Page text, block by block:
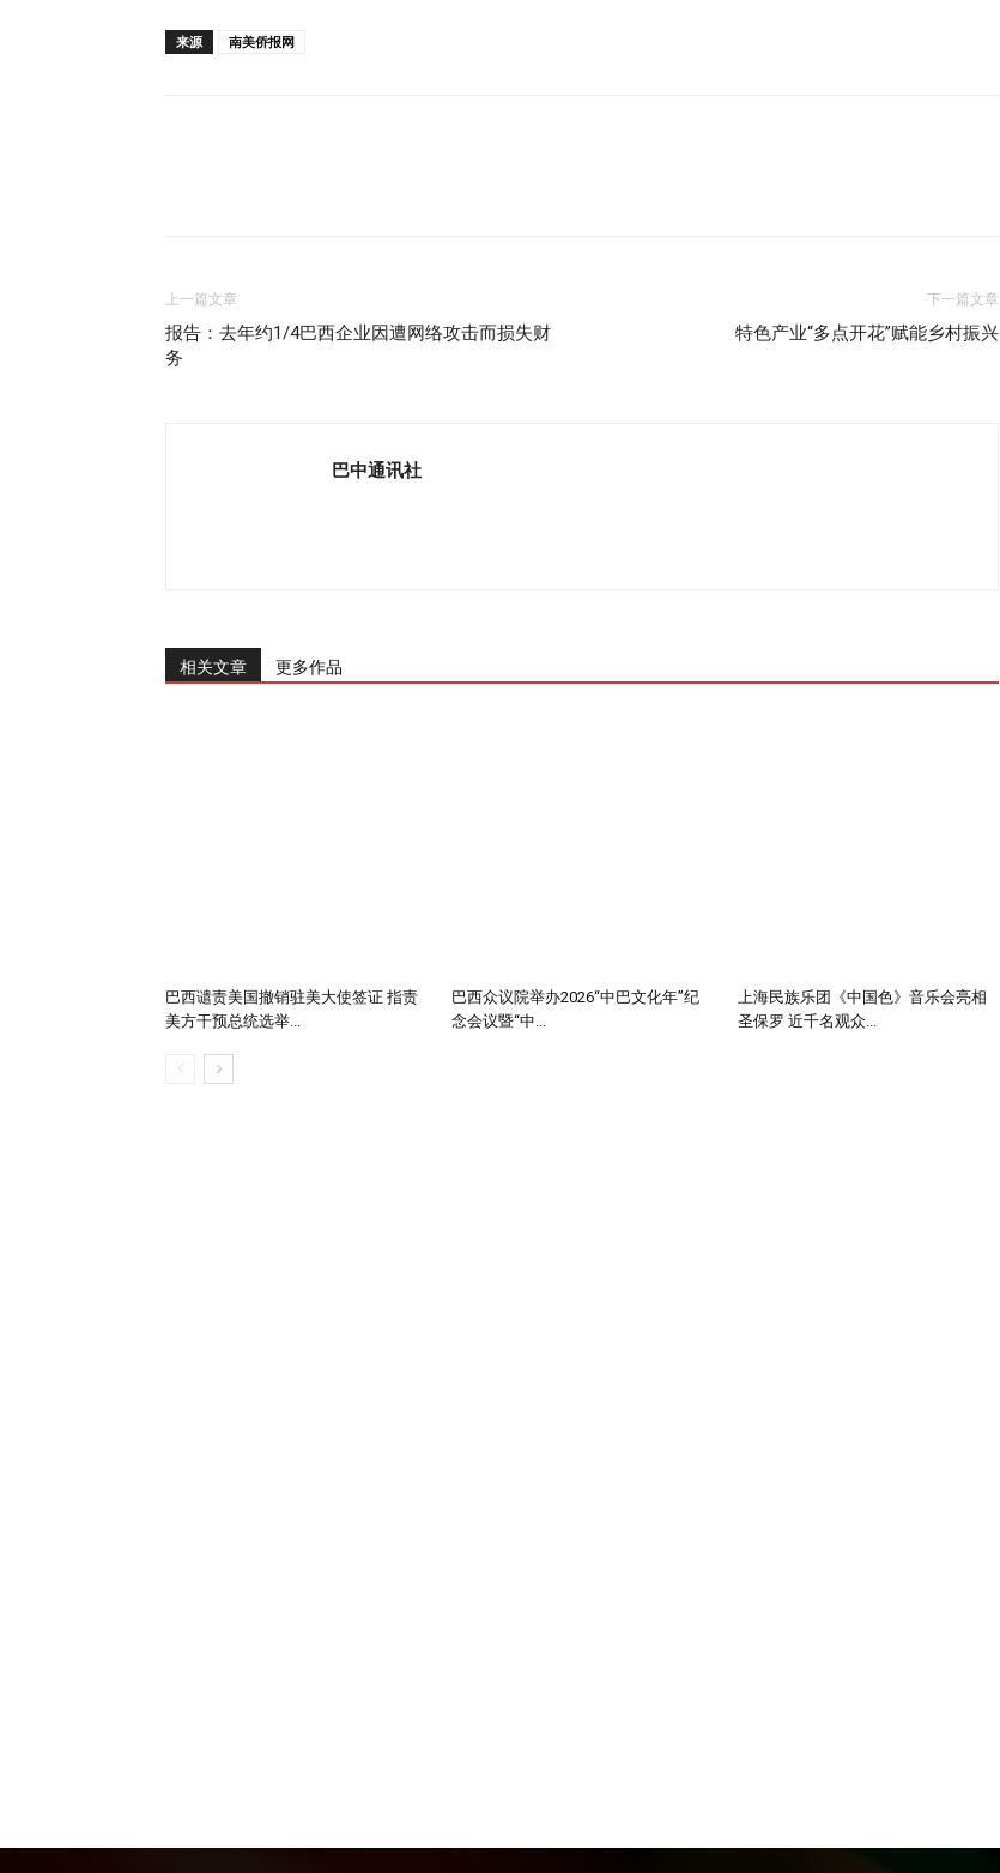
来源 南美侨报网
上一篇文章
报告：去年约1/4巴西企业因遭网络攻击而损失财
务
下一篇文章
特色产业“多点开花”赋能乡村振兴
巴中通讯社
相关文章 更多作品
巴西谴责美国撤销驻美大使签证 指责
美方干预总统选举...
巴西众议院举办2026“中巴文化年”纪
念会议暨“中...
上海民族乐团《中国色》音乐会亮相
圣保罗 近千名观众...